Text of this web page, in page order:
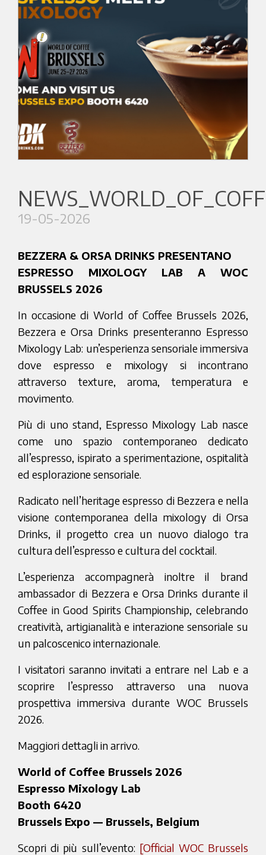
19-05-2026
BEZZERA & ORSA DRINKS PRESENTANO
ESPRESSO MIXOLOGY LAB A WOC
BRUSSELS 2026
In occasione di World of Coffee Brussels 2026,
Bezzera e Orsa Drinks presenteranno Espresso
Mixology Lab: un’esperienza sensoriale immersiva
dove espresso e mixology si incontrano
attraverso texture, aroma, temperatura e
movimento.
Più di uno stand, Espresso Mixology Lab nasce
come uno spazio contemporaneo dedicato
all’espresso, ispirato a sperimentazione, ospitalità
ed esplorazione sensoriale.
Radicato nell’heritage espresso di Bezzera e nella
visione contemporanea della mixology di Orsa
Drinks, il progetto crea un nuovo dialogo tra
cultura dell’espresso e cultura del cocktail.
L’esperienza accompagnerà inoltre il brand
ambassador di Bezzera e Orsa Drinks durante il
Coffee in Good Spirits Championship, celebrando
creatività, artigianalità e interazione sensoriale su
un palcoscenico internazionale.
I visitatori saranno invitati a entrare nel Lab e a
scoprire l’espresso attraverso una nuova
prospettiva immersiva durante WOC Brussels
2026.
Maggiori dettagli in arrivo.
World of Coffee Brussels 2026
Espresso Mixology Lab
Booth 6420
Brussels Expo — Brussels, Belgium
Scopri di più sull’evento: [Official WOC Brussels